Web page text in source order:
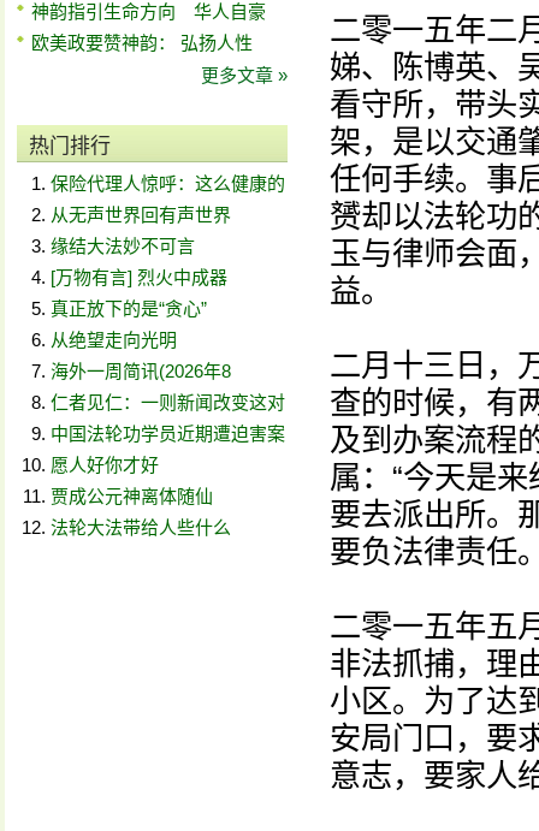
神韵指引生命方向 华人自豪
欧美政要赞神韵： 弘扬人性
更多文章 »
热门排行
保险代理人惊呼：这么健康的
从无声世界回有声世界
缘结大法妙不可言
[万物有言] 烈火中成器
真正放下的是“贪心”
从绝望走向光明
海外一周简讯(2026年8
仁者见仁：一则新闻改变这对
中国法轮功学员近期遭迫害案
愿人好你才好
贾成公元神离体随仙
法轮大法带给人些什么
二零一五年二
娣、陈博英、
看守所，带头
架，是以交通
任何手续。事
赟却以法轮功
玉与律师会面
益。
二月十三日，
查的时候，有
及到办案流程
属：“今天是
要去派出所。
要负法律责任
二零一五年五
非法抓捕，理
小区。为了达
安局门口，要
意志，要家人